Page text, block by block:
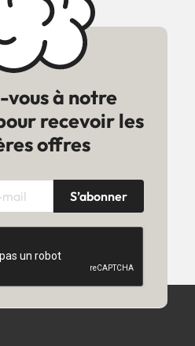
vous à notre
recevoir les
offres